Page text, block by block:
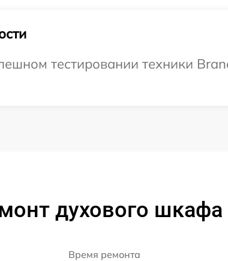
тестировании техники
духового шкафа
Время ремонта